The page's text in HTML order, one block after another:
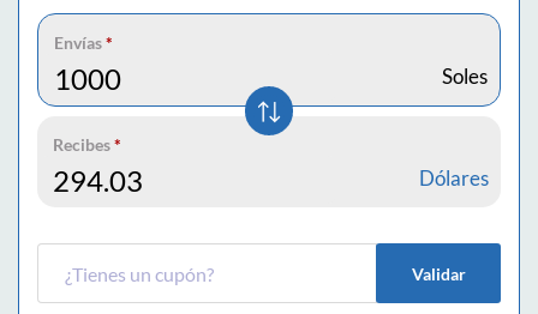
Envías*
Soles
Recibes*
Dólares
Validar